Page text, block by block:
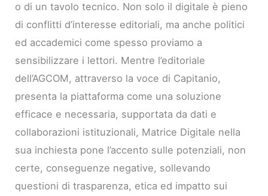
o di un tavolo tecnico. Non solo il digitale è pieno
di conflitti d’interesse editoriali, ma anche politici
ed accademici come spesso proviamo a
sensibilizzare i lettori. Mentre l’editoriale
dell’AGCOM, attraverso la voce di Capitanio,
presenta la piattaforma come una soluzione
efficace e necessaria, supportata da dati e
collaborazioni istituzionali, Matrice Digitale nella
sua inchiesta pone l’accento sulle potenziali, non
certe, conseguenze negative, sollevando
questioni di trasparenza, etica ed impatto sui